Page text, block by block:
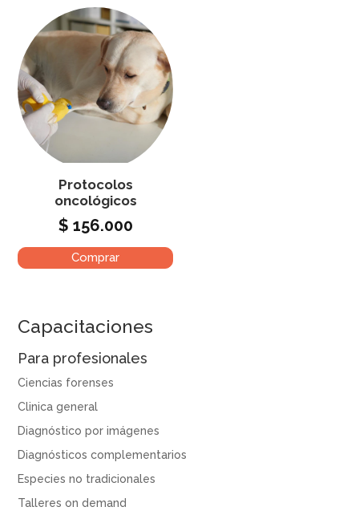
Capacitaciones
Para profesionales
Ciencias forenses
Clinica general
Diagnóstico por imágenes
Diagnósticos complementarios
Especies no tradicionales
Talleres on demand
Protocolos
oncológicos
$ 156.000
Comprar